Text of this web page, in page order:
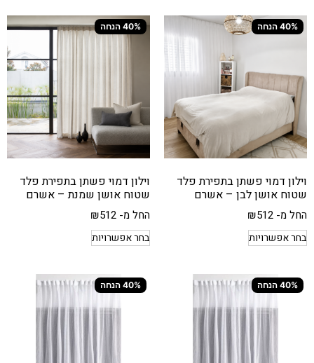
40% הנחה
וילון דמוי פשתן בתפירת פלד
שטוח אושן לבן – אשרם
החל מ- ₪512
בחר אפשרויות
40% הנחה
וילון דמוי פשתן בתפירת פלד
שטוח אושן שמנת – אשרם
החל מ- ₪512
בחר אפשרויות
40% הנחה 40% הנחה